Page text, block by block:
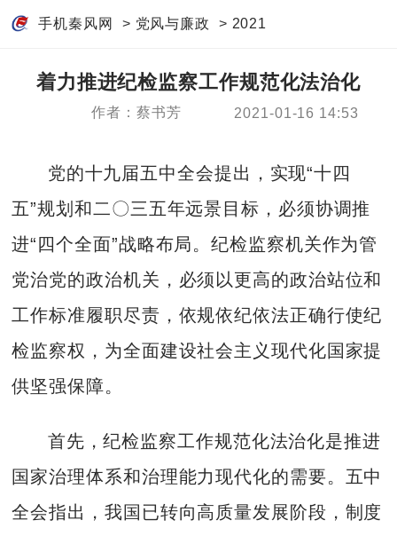
手机秦风网 > 党风与廉政 > 2021
着力推进纪检监察工作规范化法治化
作者：蔡书芳 2021-01-16 14:53
党的十九届五中全会提出，实现“十四
五”规划和二〇三五年远景目标，必须协调推
进“四个全面”战略布局。纪检监察机关作为管
党治党的政治机关，必须以更高的政治站位和
工作标准履职尽责，依规依纪依法正确行使纪
检监察权，为全面建设社会主义现代化国家提
供坚强保障。
首先，纪检监察工作规范化法治化是推进
国家治理体系和治理能力现代化的需要。五中
全会指出，我国已转向高质量发展阶段，制度